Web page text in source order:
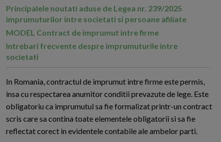
Principalele noutati aduse de Legea nr. 239/2025
imprumuturilor intre societati si persoane afiliate
MODEL Contract de imprumut intre firme
Intrebari frecvente despre imprumuturile intre
societati
In Romania, contractul de imprumut intre firme este permis,
insa cu respectarea anumitor conditii prevazute de lege. Este
obligatoriu ca imprumutul sa fie formalizat printr-un contract
scris care sa contina toate elementele obligatorii si sa fie
reflectat corect in evidentele contabile ale ambelor parti.